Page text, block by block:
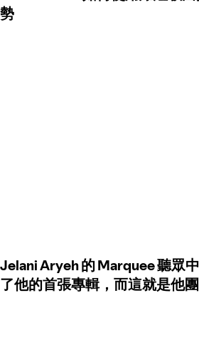
勢
Jelani Aryeh 的 Marquee 聽眾
了他的首張專輯，而這就是他